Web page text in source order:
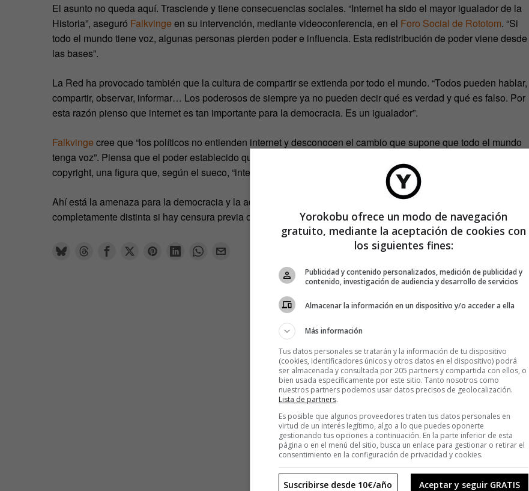
El asunto no queda aquí. Trasciende y tiene consecuencias sociales. “Internet ha sido el mayor igualador de la
Historia”, aseguró Falkvinge en su intervención, mediante videoconferencia, en el Foro Social de Rototom. “Si
todo el mundo tiene voz, algunas personas pierden poder e influencia. Esta redistribución de poder viene desde
las bases”.
La Red ha provocado también que la cultura de compartir se extienda por todo el mundo. “Todos pueden hablar,
compartir, observar, informar… Los poderosos de siempre ya no pueden decir qué es verdad y qué es falso. Por
esta razón pienso que internet es tan importante para la democracia. Es un igualador”.
Falkvinge cree que “los políticos no entienden internet y desconocen el cambio que supone que todo el mundo
tenga voz”. Piensa que el poder establecido quiere blindarse. Y lo hace mediante leyes como ACTA o el
copyright, una figura que, según el sueco, “intenta abolir este proceso”.
Ahí está la amenaza para la democracia y la advertencia del fundador del Partido Pirata
completamente distinta si hay censura previa o no”.
Yorokobu ofrece un modo de navegación
gratuito, mediante la aceptación de cookies con
los siguientes fines:
Publicidad y contenido personalizados, medición de publicidad y
contenido, investigación de audiencia y desarrollo de servicios
Almacenar la información en un dispositivo y/o acceder a ella
Más información
Tus datos personales se tratarán y la información de tu dispositivo
(cookies, identificadores únicos y otros datos en el dispositivo) podrá
ser almacenada y consultada por 205 partners y compartida con ellos, o
bien usada específicamente por este sitio. Tanto nosotros como
nuestros partners podemos usar datos precisos de geolocalización.
Lista de partners.
Es posible que algunos proveedores traten tus datos personales en
virtud de un interés legítimo, algo a lo que puedes oponerte
gestionando tus opciones a continuación. En la parte inferior de esta
página o en el menú del sitio, busca un enlace para gestionar o retirar el
consentimiento en la configuración de privacidad y cookies.
Aceptar y seguir GRATIS
Suscribirse desde 10€/año